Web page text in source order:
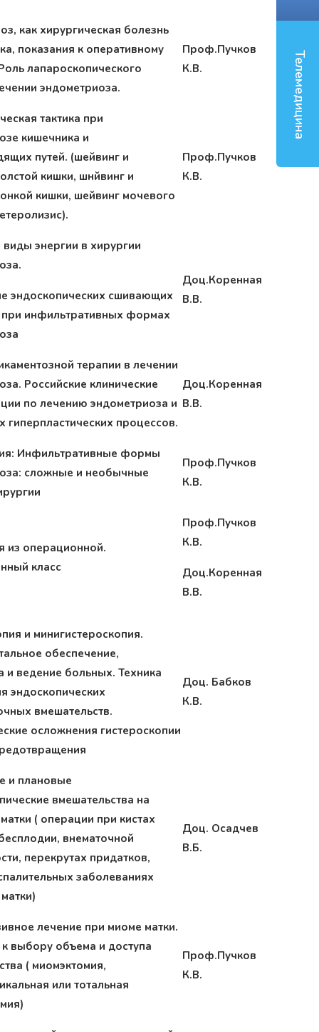
как хирургическая болезнь
показания к оперативному
лапароскопического
эндометриоза.
Проф.Пучков
К.В.
тактика при
кишечника и
путей. (шейвинг и
кишки, шнйвинг и
кишки, шейвинг мочевого
Проф.Пучков
К.В.
энергии в хирургии
эндоскопических сшивающих
при инфильтративных формах
Доц.Коренная
В.В.
терапии в лечении
Российские клинические
по лечению эндометриоза и
гиперпластических процессов.
Доц.Коренная
В.В.
Инфильтративные формы
сложные и необычные
Проф.Пучков
К.В.
из операционной.
класс
Проф.Пучков
К.В.
Доц.Коренная
В.В.
и минигистероскопия.
обеспечение,
и ведение больных. Техника
эндоскопических
вмешательств.
осложнения гистероскопии
Доц. Бабков
К.В.
и плановые
вмешательства на
( операции при кистах
внематочной
перекрутах придатков,
заболеваниях
Доц. Осадчев
В.Б.
лечение при миоме матки.
выбору объема и доступа
( миомэктомия,
или тотальная
Проф.Пучков
К.В.
Телемедицина